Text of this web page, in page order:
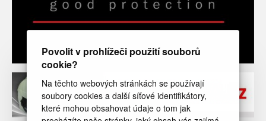
Povolit v prohlížeči použití souborů
cookie?
Na těchto webových stránkách se používají
soubory cookies a další síťové identifikátory,
které mohou obsahovat údaje o tom jak